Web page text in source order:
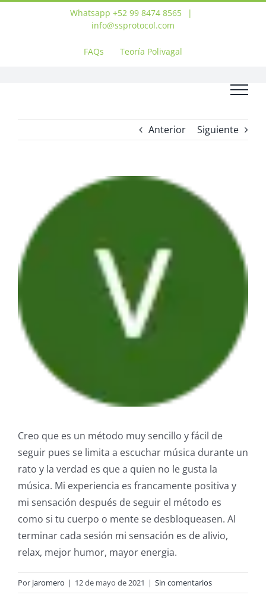
Whatsapp +52 99 8474 8565
|
info@ssprotocol.com
FAQs Teoría Polivagal
Anterior Siguiente
grande
Creo que es un método muy sencillo y fácil de
seguir pues se limita a escuchar música durante un
rato y la verdad es que a quien no le gusta la
música. Mi experiencia es francamente positiva y
mi sensación después de seguir el método es
como si tu cuerpo o mente se desbloqueasen. Al
terminar cada sesión mi sensación es de alivio,
relax, mejor humor, mayor energia.
Por jaromero | 12 de mayo de 2021 | Sin comentarios